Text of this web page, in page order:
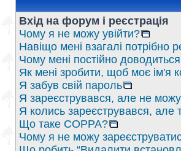
Вхід на форум і реєстрація
Чому я не можу увійти?
Навіщо мені взагалі потрібно
Чому мені постійно
Як мені зробити, щоб моє ім'я
Я забув свій пароль
Я зареєструвався, але не
Я колись зареєструвався,
Що таке COPPA?
Чому я не можу